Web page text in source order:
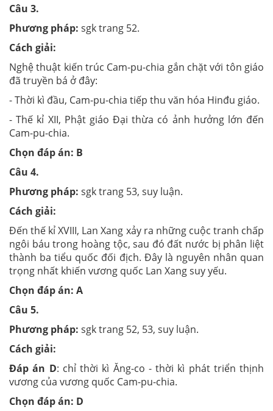
Câu 3.
Phương pháp: sgk trang 52.
Cách giải:
Nghệ thuật kiến trúc Cam-pu-chia gắn chặt với tôn giáo
đã truyền bá ở đây:
- Thời kì đầu, Cam-pu-chia tiếp thu văn hóa Hinđu giáo.
- Thế kỉ XII, Phật giáo Đại thừa có ảnh hưởng lớn đến
Cam-pu-chia.
Chọn đáp án: B
Câu 4.
Phương pháp: sgk trang 53, suy luận.
Cách giải:
Đến thế kỉ XVIII, Lan Xang xảy ra những cuộc tranh chấp
ngôi báu trong hoàng tộc, sau đó đất nước bị phân liệt
thành ba tiểu quốc đối địch. Đây là nguyên nhân quan
trọng nhất khiến vương quốc Lan Xang suy yếu.
Chọn đáp án: A
Câu 5.
Phương pháp: sgk trang 52, 53, suy luận.
Cách giải:
Đáp án D: chỉ thời kì Ăng-co - thời kì phát triển thịnh
vương của vương quốc Cam-pu-chia.
Chọn đáp án: D